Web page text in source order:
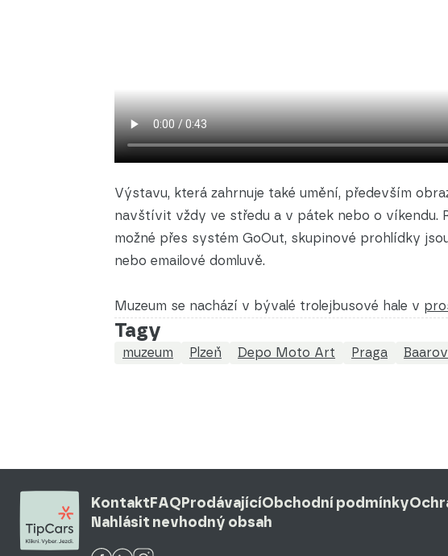
Výstavu, která zahrnuje také umění, především
navštívit vždy ve středu a v pátek nebo o víkendu.
možné přes systém GoOut, skupinové prohlídky
nebo emailové domluvě.
Muzeum se nachází v bývalé trolejbusové hale v
Tagy
muzeum Plzeň Depo Moto Art Praga
KontaktFAQProdávajícíObchodní podmínky
Nahlásit nevhodný obsah